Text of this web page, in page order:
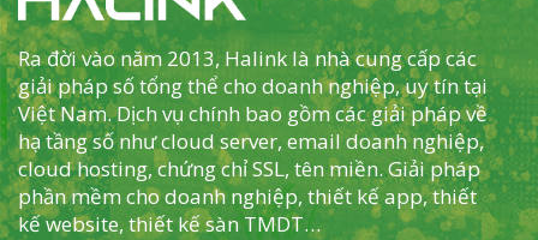
Ra đời vào năm 2013, Halink là nhà cung cấp các
giải pháp số tổng thể cho doanh nghiệp, uy tín tại
Việt Nam. Dịch vụ chính bao gồm các giải pháp về
hạ tầng số như cloud server, email doanh nghiệp,
cloud hosting, chứng chỉ SSL, tên miền. Giải pháp
phần mềm cho doanh nghiệp, thiết kế app, thiết
kế website, thiết kế sàn TMDT…